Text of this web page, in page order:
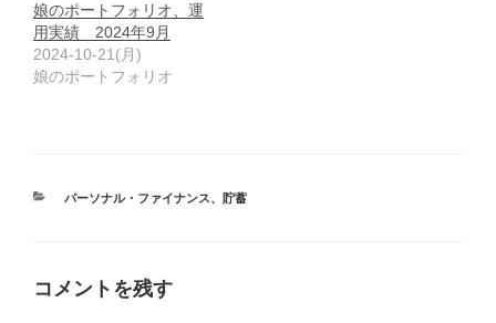
娘のポートフォリオ、運
用実績 2024年9月
2024-10-21(月)
娘のポートフォリオ
カ
ー
パーソナル・ファイナンス、 貯蓄
コメントを残す